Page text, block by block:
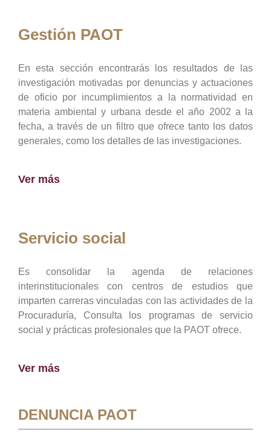
Gestión PAOT
En esta sección encontrarás los resultados de las
investigación motivadas por denuncias y actuaciones
de oficio por incumplimientos a la normatividad en
materia ambiental y urbana desde el año 2002 a la
fecha, a través de un filtro que ofrece tanto los datos
generales, como los detalles de las investigaciones.
Ver más
Servicio social
Es consolidar la agenda de relaciones
interinstitucionales con centros de estudios que
imparten carreras vinculadas con las actividades de la
Procuraduría, Consulta los programas de servicio
social y prácticas profesionales que la PAOT ofrece.
Ver más
DENUNCIA PAOT